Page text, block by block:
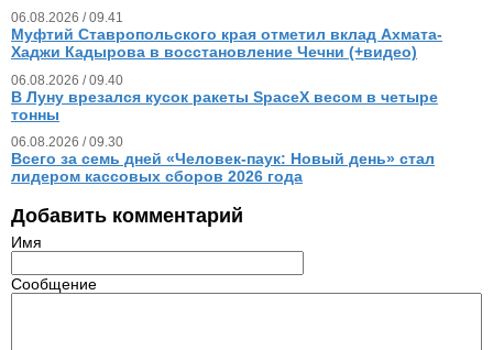
06.08.2026 / 09.41
Муфтий Ставропольского края отметил вклад Ахмата-
Хаджи Кадырова в восстановление Чечни (+видео)
06.08.2026 / 09.40
В Луну врезался кусок ракеты SpaceX весом в четыре
тонны
06.08.2026 / 09.30
Всего за семь дней «Человек‑паук: Новый день» стал
лидером кассовых сборов 2026 года
Добавить комментарий
Имя
Сообщение